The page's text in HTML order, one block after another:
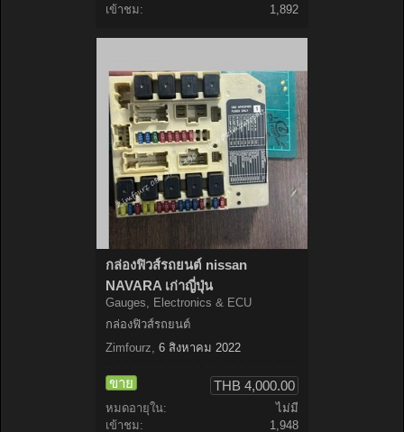
เข้าชม:
1,892
กล่องฟิวส์รถยนต์ nissan
NAVARA เก่าญี่ปุ่น
Gauges, Electronics & ECU
กล่องฟิวส์รถยนต์
Zimfourz, 6 สิงหาคม 2022
ขาย THB 4,000.00
หมดอายุใน:
ไม่มี
เข้าชม:
1,948